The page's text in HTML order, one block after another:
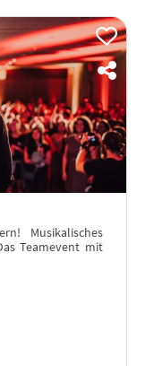
Musikalisches
Teamevent mit